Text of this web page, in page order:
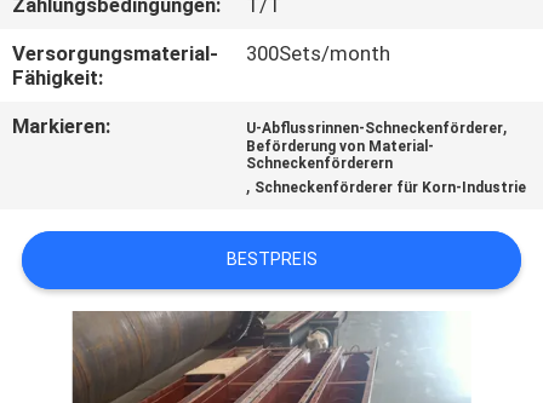
VERBINDUNG
FÄLLE
SITEMAP
DATENSCHUTZRICHTLINIE
Zahlungsbedingungen:
T/T
Versorgungsmaterial-
Fähigkeit:
300Sets/month
Markieren: U-Abflussrinnen-Schneckenförderer,
Beförderung von Material-
Schneckenförderern
, Schneckenförderer für Korn-Industrie
BESTPREIS